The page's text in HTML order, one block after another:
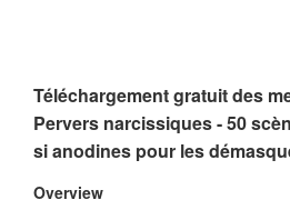
Téléchargement gratuit des
Pervers narcissiques - 50
si anodines pour les
Overview